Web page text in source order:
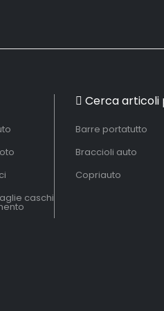
caschi
Cerca articoli
Barre portatutto
Braccioli auto
Copriauto